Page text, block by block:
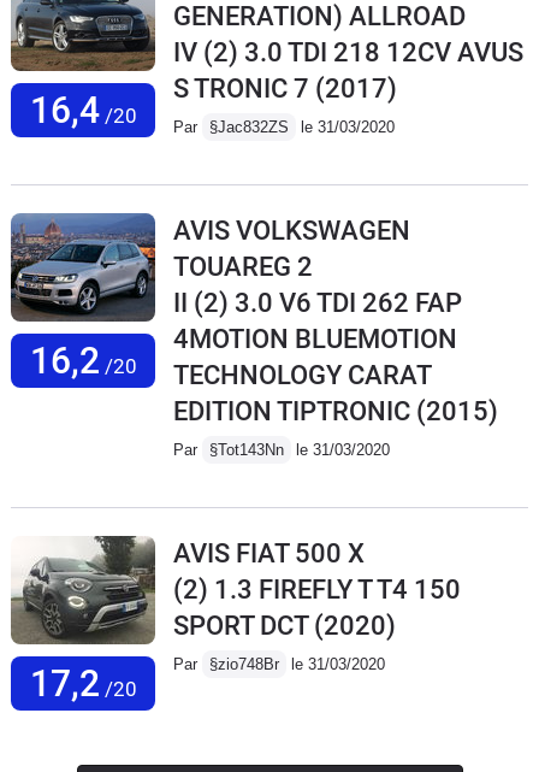
16,4/20
GENERATION) ALLROAD
IV (2) 3.0 TDI 218 12CV AVUS
S TRONIC 7 (2017)
Par §Jac832ZS le 31/03/2020
16,2 /20
AVIS VOLKSWAGEN
TOUAREG 2
II (2) 3.0 V6 TDI 262 FAP
4MOTION BLUEMOTION
TECHNOLOGY CARAT
EDITION TIPTRONIC (2015)
Par §Tot143Nn le 31/03/2020
17,2 /20
AVIS FIAT 500 X
(2) 1.3 FIREFLY T T4 150
SPORT DCT(2020)
Par §zio748Br le 31/03/2020